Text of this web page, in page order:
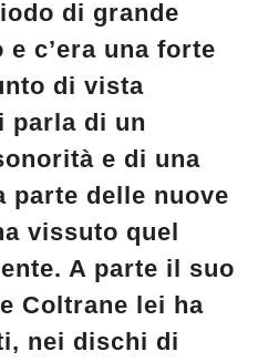
di grande
c’era una forte
di vista
parla di un
e di una
parte delle nuove
vissuto quel
A parte il suo
Coltrane lei ha
nei dischi di